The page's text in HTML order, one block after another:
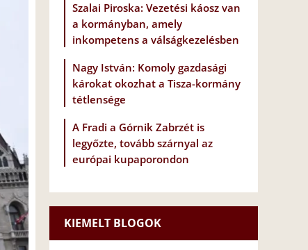
Szalai Piroska: Vezetési káosz van
a kormányban, amely
inkompetens a válságkezelésben
Nagy István: Komoly gazdasági
károkat okozhat a Tisza-kormány
tétlensége
A Fradi a Górnik Zabrzét is
legyőzte, tovább szárnyal az
európai kupaporondon
KIEMELT BLOGOK